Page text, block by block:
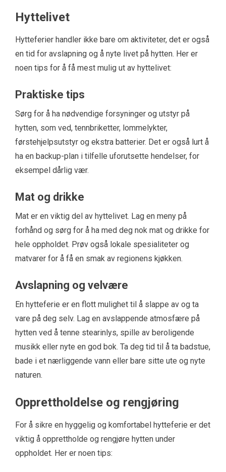
Hyttelivet
Hytteferier handler ikke bare om aktiviteter, det er også
en tid for avslapning og å nyte livet på hytten. Her er
noen tips for å få mest mulig ut av hyttelivet:
Praktiske tips
Sørg for å ha nødvendige forsyninger og utstyr på
hytten, som ved, tennbriketter, lommelykter,
førstehjelpsutstyr og ekstra batterier. Det er også lurt å
ha en backup-plan i tilfelle uforutsette hendelser, for
eksempel dårlig vær.
Mat og drikke
Mat er en viktig del av hyttelivet. Lag en meny på
forhånd og sørg for å ha med deg nok mat og drikke for
hele oppholdet. Prøv også lokale spesialiteter og
matvarer for å få en smak av regionens kjøkken.
Avslapning og velvære
En hytteferie er en flott mulighet til å slappe av og ta
vare på deg selv. Lag en avslappende atmosfære på
hytten ved å tenne stearinlys, spille av beroligende
musikk eller nyte en god bok. Ta deg tid til å ta badstue,
bade i et nærliggende vann eller bare sitte ute og nyte
naturen.
Opprettholdelse og rengjøring
For å sikre en hyggelig og komfortabel hytteferie er det
viktig å opprettholde og rengjøre hytten under
oppholdet. Her er noen tips: